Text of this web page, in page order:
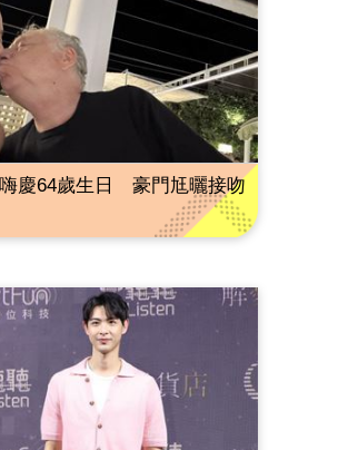
慶64歲生日 豪門尪曬接吻